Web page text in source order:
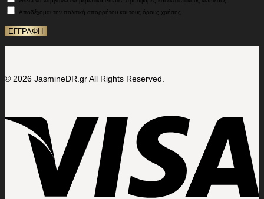
Αποδέχομαι την πολιτική απορρήτου και τους όρους χρήσης.
© 2026 JasmineDR.gr All Rights Reserved.